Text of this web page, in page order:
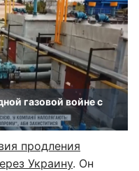
газовой войне с
продления
Украину. Он